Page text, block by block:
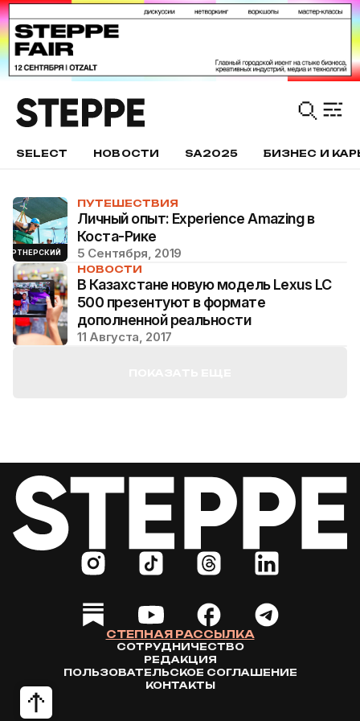
SELECT НОВОСТИ SA2025 БИЗНЕС И
ПАРТНЕРСКИЙ
ПУТЕШЕСТВИЯ
Личный опыт: Experience Amazing в
Коста-Рике
5 Сентября, 2019
НОВОСТИ
В Казахстане новую модель Lexus LC
500 презентуют в формате
дополненной реальности
11 Августа, 2017
СТЕПНАЯ РАССЫЛКА
СОТРУДНИЧЕСТВО
РЕДАКЦИЯ
ПОЛЬЗОВАТЕЛЬСКОЕ СОГЛАШЕНИЕ
КОНТАКТЫ